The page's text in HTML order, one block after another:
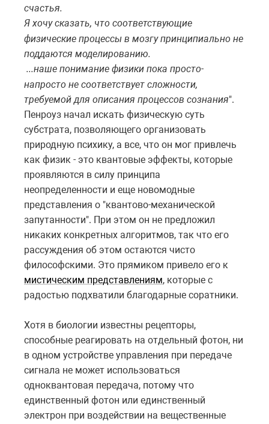
счастья.
Я хочу сказать, что соответствующие
физические процессы в мозгу принципиально не
поддаются моделированию.
...наше понимание физики пока просто-
напросто не соответствует сложности,
требуемой для описания процессов сознания".
Пенроуз начал искать физическую суть
субстрата, позволяющего организовать
природную психику, а все, что он мог привлечь
как физик - это квантовые эффекты, которые
проявляются в силу принципа
неопределенности и еще новомодные
представления о "квантово-механической
запутанности". При этом он не предложил
никаких конкретных алгоритмов, так что его
рассуждения об этом остаются чисто
философскими. Это прямиком привело его к
мистическим представлениям, которые с
радостью подхватили благодарные соратники.
Хотя в биологии известны рецепторы,
способные реагировать на отдельный фотон, ни
в одном устройстве управления при передаче
сигнала не может использоваться
одноквантовая передача, потому что
единственный фотон или единственный
электрон при воздействии на вещественные